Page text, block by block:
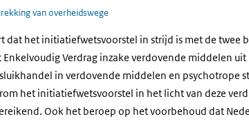
van overheidswege
dat het initiatiefwetsvoorstel in strijd is met de twee
Verdrag inzake verdovende middelen uit
in verdovende middelen en psychotrope
het initiatiefwetsvoorstel in het licht van deze
Ook het beroep op het voorbehoud dat